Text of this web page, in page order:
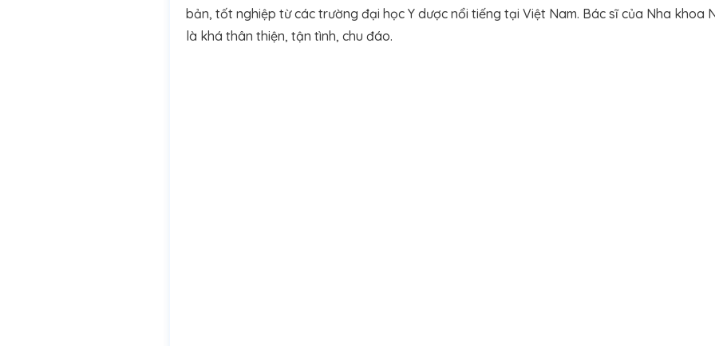
bản, tốt nghiệp từ các trường đại học Y dược nổi tiếng tại Việt Nam. Bác sĩ của Nha khoa
là khá thân thiện, tận tình, chu đáo.